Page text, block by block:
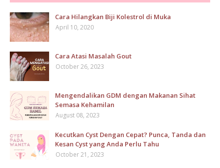
Cara Hilangkan Biji Kolestrol di Muka
April 10, 2020
Cara Atasi Masalah Gout
October 26, 2023
Mengendalikan GDM dengan Makanan Sihat
Semasa Kehamilan
August 08, 2023
Kecutkan Cyst Dengan Cepat? Punca, Tanda dan
Kesan Cyst yang Anda Perlu Tahu
October 21, 2023